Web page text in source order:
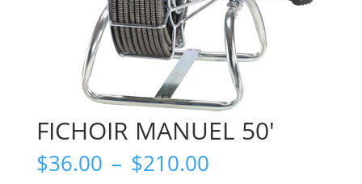
FICHOIR MANUEL 50′
$36.00 – $210.00Plage